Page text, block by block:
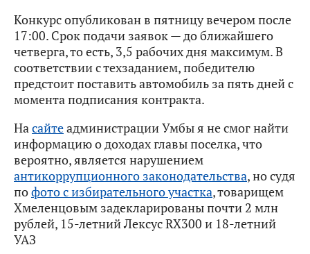
Конкурс опубликован в пятницу вечером после
17:00. Срок подачи заявок — до ближайшего
четверга, то есть, 3,5 рабочих дня максимум. В
соответствии с техзаданием, победителю
предстоит поставить автомобиль за пять дней с
момента подписания контракта.
Насайтеадминистрации Умбы я не смог найти
информацию о доходах главы поселка, что
вероятно, является нарушением
антикоррупционного законодательства, но судя
пофото с избирательного участка, товарищем
Хмеленцовым задекларированы почти 2 млн
рублей, 15-летний Лексус RX300 и 18-летний
УАЗ